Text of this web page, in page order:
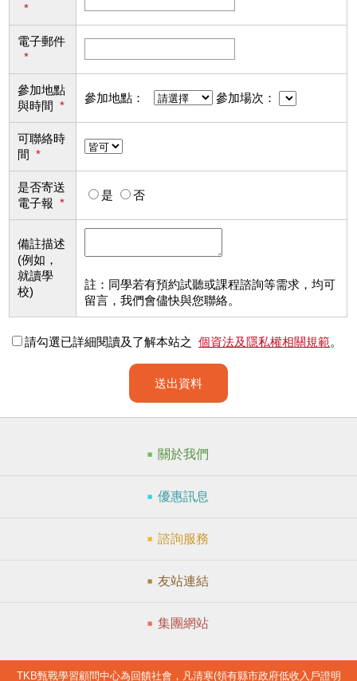
*
電子郵件
*
參加地點
與時間 *
參加地點： 參加場次：
可聯絡時
間 *
是否寄送
電子報 *
是 否
備註描述
(例如，
就讀學
校)
註：同學若有預約試聽或課程諮詢等需求，均可
留言，我們會儘快與您聯絡。
請勾選已詳細閱讀及了解本站之 個資法及隱私權相關規範。
送出資料
關於我們
優惠訊息
諮詢服務
友站連結
集團網站
TKB甄戰學習顧問中心為回饋社會，凡清寒(領有縣市政府低收入戶證明